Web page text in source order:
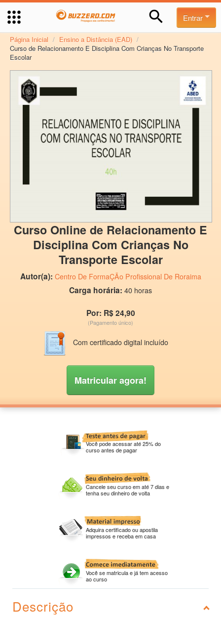
Entrar
Página Inicial / Ensino a Distância (EAD) /
Curso de Relacionamento E Disciplina Com Crianças No Transporte
Escolar
Curso Online de Relacionamento E
Disciplina Com Crianças No
Transporte Escolar
Autor(a): Centro De FormaÇÃo Profissional De Roraima
Carga horária: 40 horas
Por: R$ 24,90
(Pagamento único)
Com certificado digital incluído
Matricular agora!
Você pode acessar até 25% do
curso antes de pagar
Cancele seu curso em até 7 dias e
tenha seu dinheiro de volta
Adquira certificado ou apostila
impressos e receba em casa
Você se matricula e já tem acesso
ao curso
Descrição